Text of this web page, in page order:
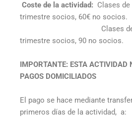
Coste de la actividad: Clases de
trimestre socios, 60€ no socios.
Clases de hora y
trimestre socios, 90 no socios.
IMPORTANTE: ESTA ACTIVIDAD
PAGOS DOMICILIADOS
El pago se hace mediante
primeros días de la actividad, a: